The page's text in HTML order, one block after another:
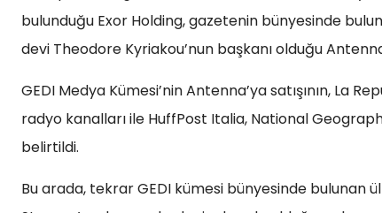
bulunduğu Exor Holding, gazetenin bünyesinde
devi Theodore Kyriakou’nun başkanı olduğu
GEDI Medya Kümesi’nin Antenna’ya satışının, La
radyo kanalları ile HuffPost Italia, National
belirtildi.
Bu arada, tekrar GEDI kümesi bünyesinde bulunan